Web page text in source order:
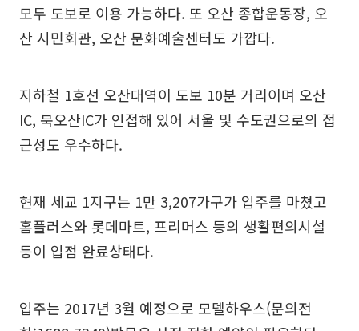
모두 도보로 이용 가능하다. 또 오산 종합운동장, 오
산 시민회관, 오산 문화예술센터도 가깝다.
지하철 1호선 오산대역이 도보 10분 거리이며 오산
IC, 북오산IC가 인접해 있어 서울 및 수도권으로의 접
근성도 우수하다.
현재 세교 1지구는 1만 3,207가구가 입주를 마쳤고
홈플러스와 롯데마트, 프리머스 등의 생활편의시설
등이 입점 완료상태다.
입주는 2017년 3월 예정으로 모델하우스(문의전